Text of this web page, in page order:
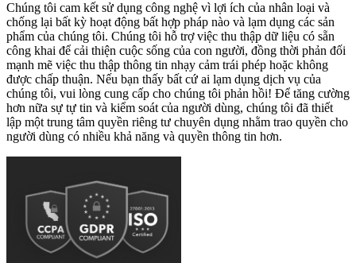
Chúng tôi cam kết sử dụng công nghệ vì lợi ích của nhân loại và
chống lại bất kỳ hoạt động bất hợp pháp nào và lạm dụng các sản
phẩm của chúng tôi. Chúng tôi hỗ trợ việc thu thập dữ liệu có sẵn
công khai để cải thiện cuộc sống của con người, đồng thời phản đối
mạnh mẽ việc thu thập thông tin nhạy cảm trái phép hoặc không
được chấp thuận. Nếu bạn thấy bất cứ ai lạm dụng dịch vụ của
chúng tôi, vui lòng cung cấp cho chúng tôi phản hồi! Để tăng cường
hơn nữa sự tự tin và kiểm soát của người dùng, chúng tôi đã thiết
lập một trung tâm quyền riêng tư chuyên dụng nhằm trao quyền cho
người dùng có nhiều khả năng và quyền thông tin hơn.